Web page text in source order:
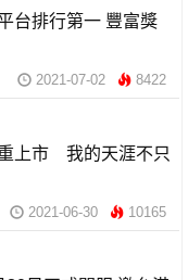
台排行第一 豐富獎
2021-07-02 8422
上市 我的天涯不只
2021-06-30 10165